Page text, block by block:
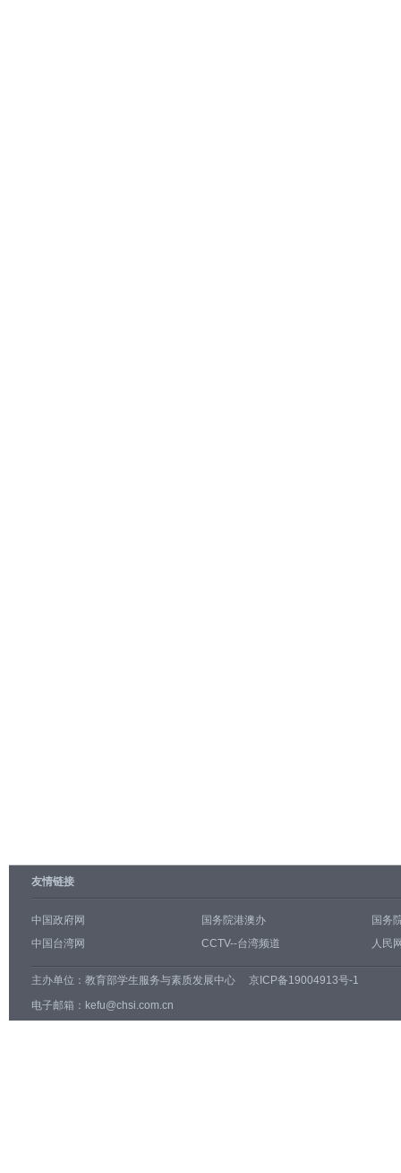
友情链接
中国政府网 国务院港澳办
国务
中国台湾网
CCTV--台湾频道 人民
主办单位： 教育部学生服务与素质发展中心
京ICP备19004913号-1
电子邮箱：kefu@chsi.com.cn